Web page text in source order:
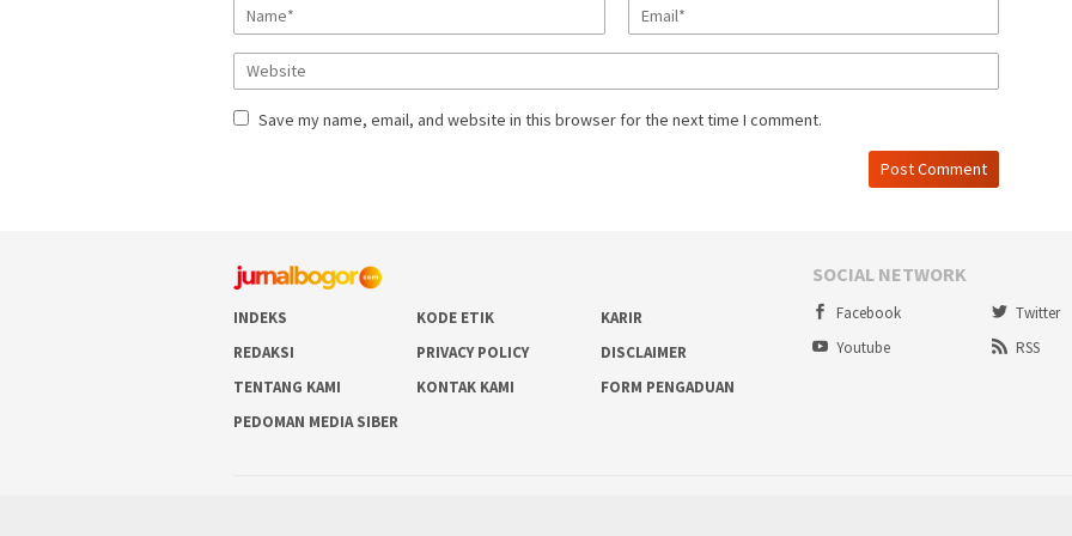
Save my name, email, and website in this browser for the next time I comment.
INDEKS KODE ETIK
KARIR
REDAKSI
PRIVACY POLICY
DISCLAIMER
TENTANG KAMI
KONTAK KAMI
FORM PENGADUAN
PEDOMAN MEDIA SIBER
SOCIAL NETWORK
Facebook Twitter
Youtube
RSS